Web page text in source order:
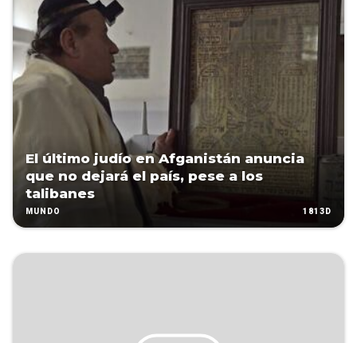
El último judío en Afganistán anuncia
que no dejará el país, pese a los
talibanes
MUNDO 1813D